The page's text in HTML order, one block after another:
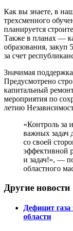
Как вы знаете, в
трехсменного
планируется
Также в планах —
образования,
за счет
Значимая
Предусмотрено
капитальный
мероприятия по
летию
«Контроль за
важных задач
со своей
эффективной
и задач!», —
областного
Другие новости
Дефицит
области